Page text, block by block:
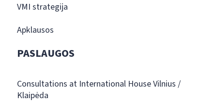
VMI strategija
Apklausos
PASLAUGOS
Consultations at International House Vilnius /
Klaipėda